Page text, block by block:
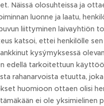
Näissä olosuhteissa ja
luonne ja laatu,
liittyminen laivayhtiön
katsoi, ettei henkilölle
kysýmyksessä
edellä tarkoitettuun
rahanarvoista etuutta,
huomioon ottaen olisi
ei ole yksimielinen